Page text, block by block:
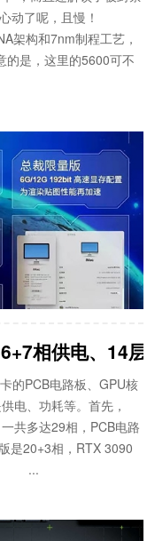
动了呢，且慢！
架构和7nm制程工艺，
的是，这里的5600可不
相供电、14
PCB电路板、GPU核
电、功耗等。首先，
共多达29相，PCB电路
是20+3相，RTX 3090
。 ...